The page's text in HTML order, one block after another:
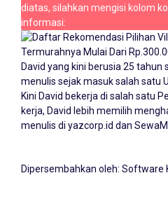
diatas, silahkan mengisi kolom
informasi:
David yang kini berusia 25 tahun
menulis sejak masuk salah satu
Kini David bekerja di salah satu
kerja, David lebih memilih
menulis di yazcorp.id dan
Dipersembahkan oleh: Software